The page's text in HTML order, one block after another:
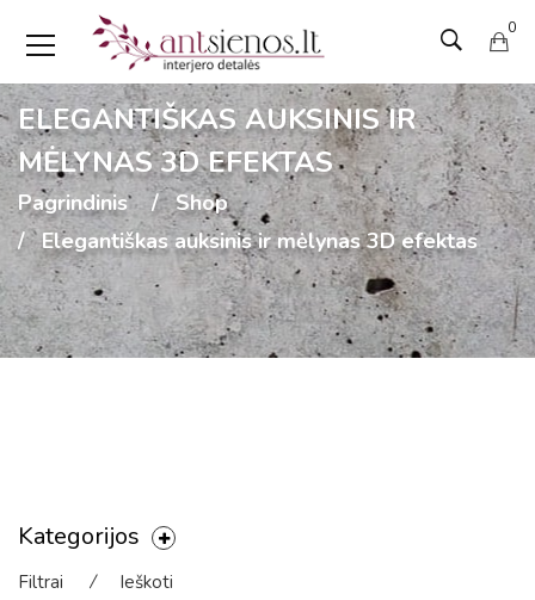
0
ELEGANTIŠKAS AUKSINIS IR
MĖLYNAS 3D EFEKTAS
Pagrindinis
Shop
Elegantiškas auksinis ir mėlynas 3D efektas
Kategorijos
Filtrai ⁄ Ieškoti